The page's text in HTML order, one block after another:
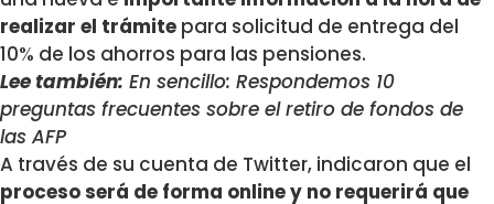
realizar el trámite para solicitud de entrega del
10% de los ahorros para las pensiones.
Lee también: En sencillo: Respondemos 10
preguntas frecuentes sobre el retiro de fondos de
las AFP
A través de su cuenta de Twitter, indicaron que el
proceso será de forma online y no requerirá que